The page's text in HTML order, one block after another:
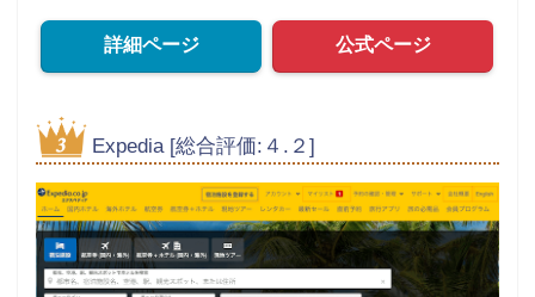
詳細ページ 公式ページ
Expedia [総合評価:４.２]